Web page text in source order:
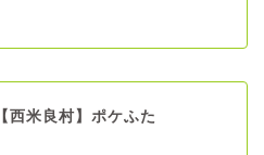
【西米良村】ポケふた